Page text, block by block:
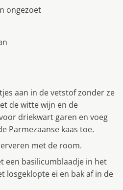
ongezoet
aan in de vetstof zonder ze
de witte wijn en de
driekwart garen en voeg
Parmezaanse kaas toe.
met de room.
een basilicumblaadje in het
losgeklopte ei en bak af in de